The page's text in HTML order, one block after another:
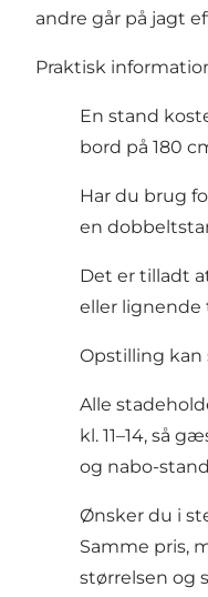
andre går på jagt
Praktisk
En stand
bord på 180
Har du brug
en
Det er tilladt
eller lignende
Opstilling kan
Alle
kl. 11–14, så
og nabo-
Ønsker du i
Samme pris,
størrelsen og